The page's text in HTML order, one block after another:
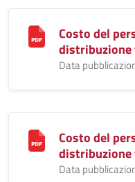
Costo del
distribuzione
Data
Costo del
distribuzione
Data